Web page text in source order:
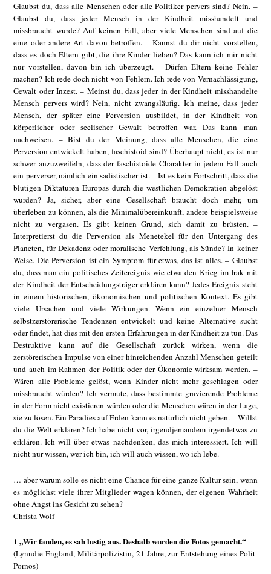
Glaubst du, dass alle Menschen oder alle Politiker pervers sind? Nein. –
Glaubst du, dass jeder Mensch in der Kindheit misshandelt und
missbraucht wurde? Auf keinen Fall, aber viele Menschen sind auf die
eine oder andere Art davon betroffen. – Kannst du dir nicht vorstellen,
dass es doch Eltern gibt, die ihre Kinder lieben? Das kann ich mir nicht
nur vorstellen, davon bin ich überzeugt. – Dürfen Eltern keine Fehler
machen? Ich rede doch nicht von Fehlern. Ich rede von Vernachlässigung,
Gewalt oder Inzest. – Meinst du, dass jeder in der Kindheit misshandelte
Mensch pervers wird? Nein, nicht zwangsläufig. Ich meine, dass jeder
Mensch, der später eine Perversion ausbildet, in der Kindheit von
körperlicher oder seelischer Gewalt betroffen war. Das kann man
nachweisen. – Bist du der Meinung, dass alle Menschen, die eine
Perversion entwickelt haben, faschistoid sind? Überhaupt nicht, es ist nur
schwer anzuzweifeln, dass der faschistoide Charakter in jedem Fall auch
ein perverser, nämlich ein sadistischer ist. – Ist es kein Fortschritt, dass die
blutigen Diktaturen Europas durch die westlichen Demokratien abgelöst
wurden? Ja, sicher, aber eine Gesellschaft braucht doch mehr, um
überleben zu können, als die Minimalübereinkunft, andere beispielsweise
nicht zu vergasen. Es gibt keinen Grund, sich damit zu brüsten. –
Interpretierst du die Perversion als Menetekel für den Untergang des
Planeten, für Dekadenz oder moralische Verfehlung, als Sünde? In keiner
Weise. Die Perversion ist ein Symptom für etwas, das ist alles. – Glaubst
du, dass man ein politisches Zeitereignis wie etwa den Krieg im Irak mit
der Kindheit der Entscheidungsträger erklären kann? Jedes Ereignis steht
in einem historischen, ökonomischen und politischen Kontext. Es gibt
viele Ursachen und viele Wirkungen. Wenn ein einzelner Mensch
selbstzerstörerische Tendenzen entwickelt und keine Alternative sucht
oder findet, hat dies mit den ersten Erfahrungen in der Kindheit zu tun. Das
Destruktive kann auf die Gesellschaft zurück wirken, wenn die
zerstörerischen Impulse von einer hinreichenden Anzahl Menschen geteilt
und auch im Rahmen der Politik oder der Ökonomie wirksam werden. –
Wären alle Probleme gelöst, wenn Kinder nicht mehr geschlagen oder
missbraucht würden? Ich vermute, dass bestimmte gravierende Probleme
in der Form nicht existieren würden oder die Menschen wären in der Lage,
sie zu lösen. Ein Paradies auf Erden kann es natürlich nicht geben. – Willst
du die Welt erklären? Ich habe nicht vor, irgendjemandem irgendetwas zu
erklären. Ich will über etwas nachdenken, das mich interessiert. Ich will
nicht nur wissen, wer ich bin, ich will auch wissen, wo ich lebe.
… aber warum solle es nicht eine Chance für eine ganze Kultur sein, wenn
es möglichst viele ihrer Mitglieder wagen können, der eigenen Wahrheit
ohne Angst ins Gesicht zu sehen?
Christa Wolf
1 „Wir fanden, es sah lustig aus. Deshalb wurden die Fotos gemacht.“
(Lynndie England, Militärpolizistin, 21 Jahre, zur Entstehung eines Polit-
Pornos)